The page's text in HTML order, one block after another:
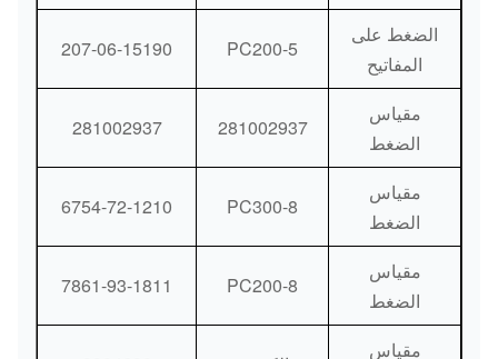
الضغط على
المفاتيح
PC200-5
207-06-15190
مقياس
الضغط
281002937
281002937
مقياس
الضغط
PC300-8
6754-72-1210
مقياس
الضغط
PC200-8
7861-93-1811
مقياس